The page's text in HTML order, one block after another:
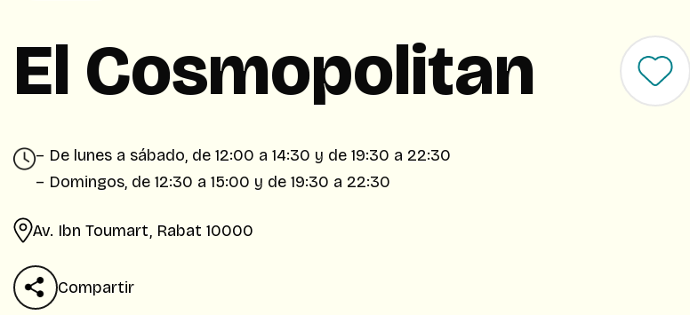
El Cosmopolitan
– De lunes a sábado, de 12:00 a 14:30 y de 19:30 a 22:30
– Domingos, de 12:30 a 15:00 y de 19:30 a 22:30
Av. Ibn Toumart, Rabat 10000
Compartir